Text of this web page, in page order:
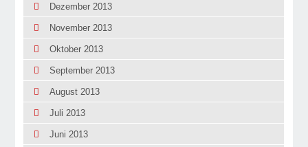
Dezember 2013
November 2013
Oktober 2013
September 2013
August 2013
Juli 2013
Juni 2013